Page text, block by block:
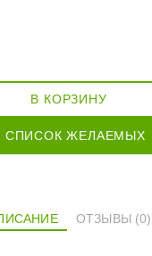
В КОРЗИНУ
СПИСОК ЖЕЛАЕМЫХ
ОТЗЫВЫ (0)